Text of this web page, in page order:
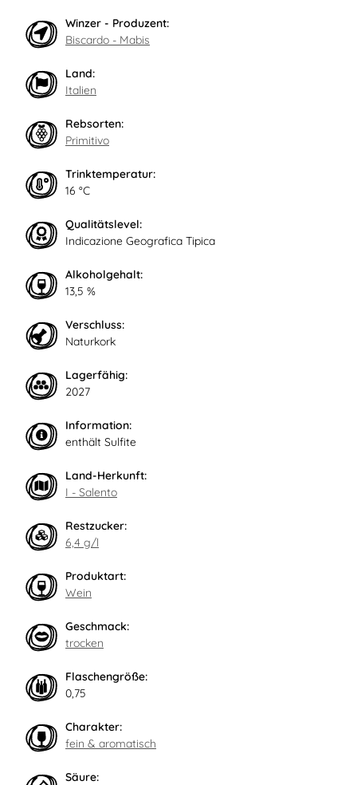
Winzer - Produzent:
Biscardo - Mabis
Land:
Italien
Rebsorten:
Primitivo
Trinktemperatur:
16 °C
Qualitätslevel:
Indicazione Geografica Tipica
Alkoholgehalt:
13,5 %
Verschluss:
Naturkork
Lagerfähig:
2027
Information:
enthält Sulfite
Land-Herkunft:
I - Salento
Restzucker:
6,4 g/l
Produktart:
Wein
Geschmack:
trocken
Flaschengröße:
0,75
Charakter:
fein & aromatisch
Säure: